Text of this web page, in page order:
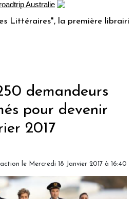
la première librairie du
demandeurs
pour devenir
2017
le Mercredi 18 Janvier 2017 à 16:40